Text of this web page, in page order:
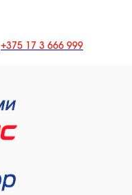
+375 17 3 666 999